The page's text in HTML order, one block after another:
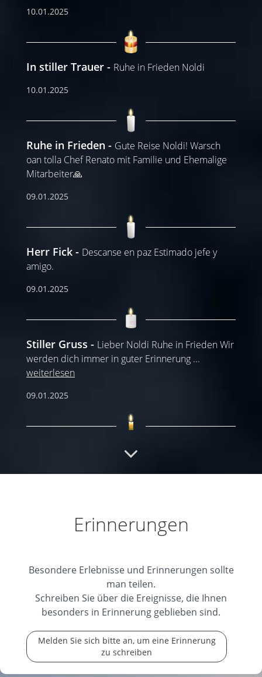
10.01.2025
In stiller Trauer Ruhe in Frieden Noldi
10.01.2025
Ruhe in Frieden
Gute Reise Noldi! Warsch
oan tolla Chef Renato mit Familie und Ehemalige
Mitarbeiter🙏
09.01.2025
Herr Fick
Descanse en paz Estimado jefe y
amigo.
09.01.2025
Stiller Gruss
Lieber Noldi Ruhe in Frieden Wir
werden dich immer in guter Erinnerung ...
weiterlesen
09.01.2025
Du warst ein Chef mit
Erinnerungen
Besondere Erlebnisse und Erinnerungen sollte
man teilen.
Schreiben Sie über die Ereignisse, die Ihnen
besonders in Erinnerung geblieben sind.
Melden Sie sich bitte an, um eine Erinnerung
zu schreiben